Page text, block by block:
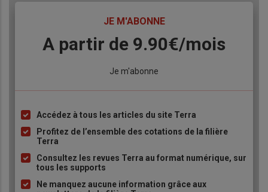
JE M'ABONNE
Body
A partir de 9.90€/mois
Je m'abonne
Liste
à
puce
Accédez à tous les articles du site Terra
Profitez de l’ensemble des cotations de la filière
Terra
Consultez les revues Terra au format numérique, sur
tous les supports
Ne manquez aucune information grâce aux